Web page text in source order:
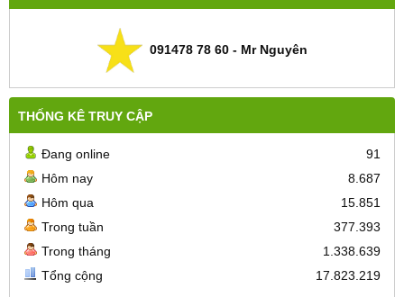
091478 78 60 - Mr Nguyên
THỐNG KÊ TRUY CẬP
Đang online
91
Hôm nay
8.687
Hôm qua
15.851
Trong tuần
377.393
Trong tháng
1.338.639
Tổng cộng
17.823.219